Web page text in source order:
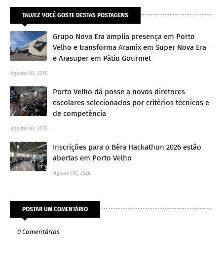
TALVEZ VOCÊ GOSTE DESTAS POSTAGENS
Grupo Nova Era amplia presença em Porto
Velho e transforma Aramix em Super Nova Era
e Arasuper em Pátio Gourmet
Agosto 08, 2026
Porto Velho dá posse a novos diretores
escolares selecionados por critérios técnicos e
de competência
Agosto 08, 2026
Inscrições para o Béra Hackathon 2026 estão
abertas em Porto Velho
Agosto 08, 2026
POSTAR UM COMENTÁRIO
0 Comentários